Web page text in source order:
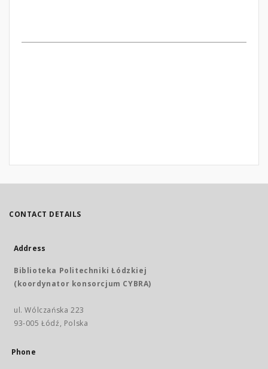
CONTACT DETAILS
Address
Biblioteka Politechniki Łódzkiej
(koordynator konsorcjum CYBRA)
ul. Wólczańska 223
93-005 Łódź, Polska
Phone